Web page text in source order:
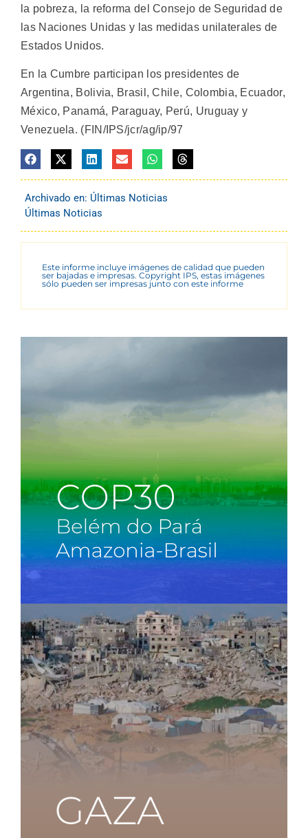
la pobreza, la reforma del Consejo de Seguridad de
las Naciones Unidas y las medidas unilaterales de
Estados Unidos.
En la Cumbre participan los presidentes de
Argentina, Bolivia, Brasil, Chile, Colombia, Ecuador,
México, Panamá, Paraguay, Perú, Uruguay y
Venezuela. (FIN/IPS/jcr/ag/ip/97
Archivado en: Últimas Noticias
Últimas Noticias
Este informe incluye imágenes de calidad que pueden
ser bajadas e impresas. Copyright IPS, estas imágenes
sólo pueden ser impresas junto con este informe